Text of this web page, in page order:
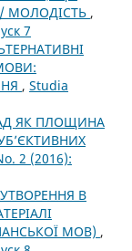
/ МОЛОДІСТЬ ,
7
, Studia
ЯК ПЛОЩИНА
2 (2016):
В
МОВ) ,